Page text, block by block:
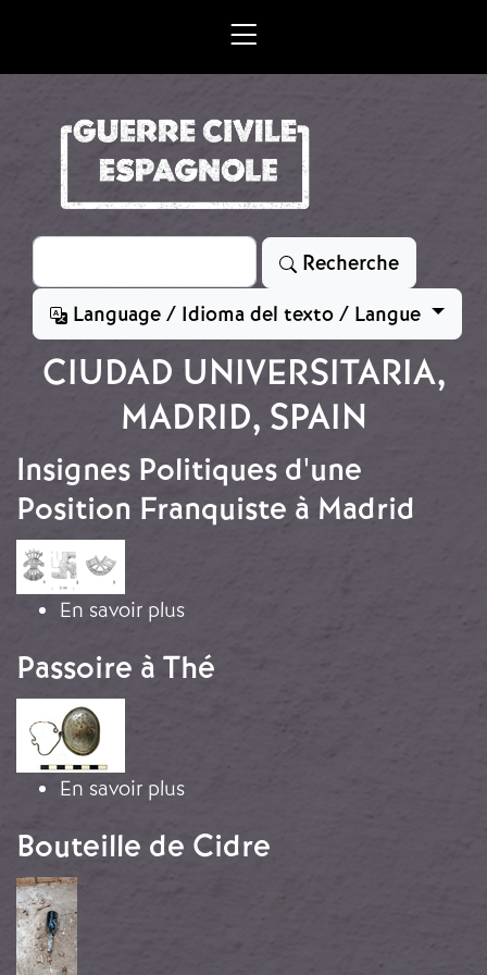
Rechercher
Recherche
Language / Idioma del texto / Langue
CIUDAD UNIVERSITARIA,
MADRID, SPAIN
Insignes Politiques d'une
Position Franquiste à Madrid
Image
En savoir plussur Insignes Politiques d'une
Passoire à Thé
Image
En savoir plussur Passoire à Thé
Bouteille de Cidre
Image